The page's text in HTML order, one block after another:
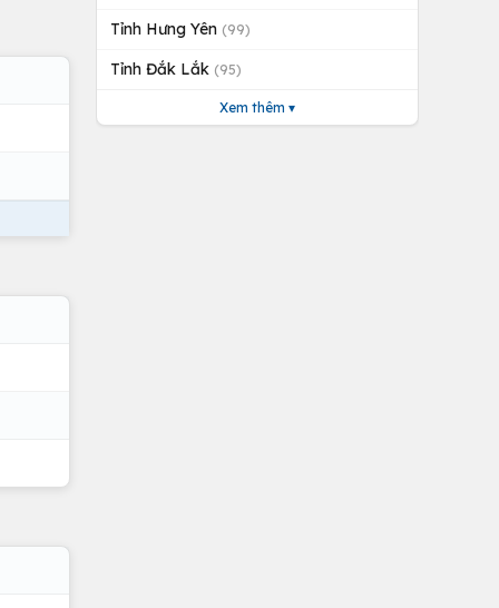
Tỉnh Hưng Yên (99)
Tỉnh Đắk Lắk (95)
Xem thêm ▾